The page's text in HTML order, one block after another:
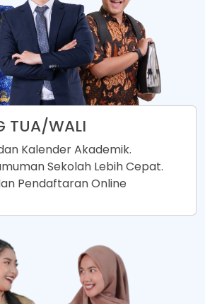
TUA/WALI
Kalender Akademik.
Sekolah Lebih Cepat.
Pendaftaran Online